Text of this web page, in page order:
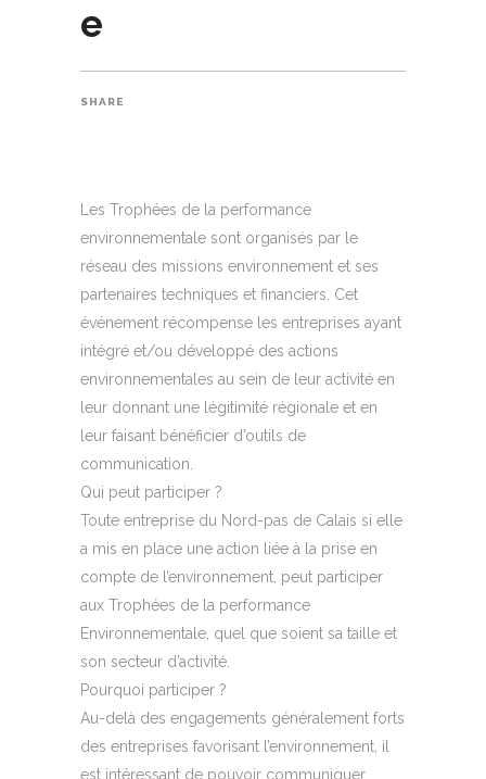
e
SHARE
Les Trophées de la performance
environnementale sont organisés par le
réseau des missions environnement et ses
partenaires techniques et financiers. Cet
événement récompense les entreprises ayant
intégré et/ou développé des actions
environnementales au sein de leur activité en
leur donnant une légitimité régionale et en
leur faisant bénéficier d’outils de
communication.
Qui peut participer ?
Toute entreprise du Nord-pas de Calais si elle
a mis en place une action liée à la prise en
compte de l’environnement, peut participer
aux Trophées de la performance
Environnementale, quel que soient sa taille et
son secteur d’activité.
Pourquoi participer ?
Au-delà des engagements généralement forts
des entreprises favorisant l’environnement, il
est intéressant de pouvoir communiquer